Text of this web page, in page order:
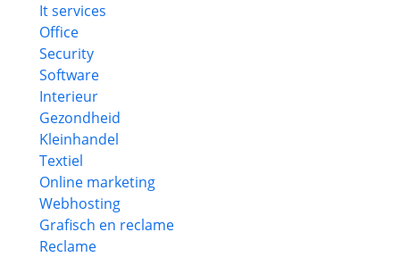
It services
Office
Security
Software
Interieur
Gezondheid
Kleinhandel
Textiel
Online marketing
Webhosting
Grafisch en reclame
Reclame